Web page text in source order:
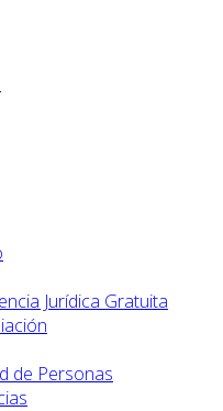
Jurídica Gratuita
de Personas